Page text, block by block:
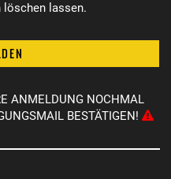
löschen lassen.
ANMELDUNG NOCHMAL
BESTÄTIGEN!